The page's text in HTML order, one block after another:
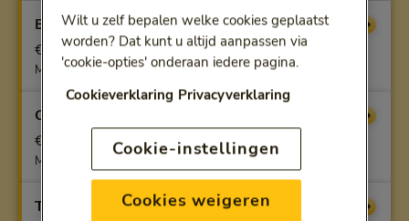
Benfit Vergoeding
€ 85 voor hele looptijd verzekering
Max., voor huur of koop
Optifit
€ 85 voor hele looptijd verzekering
Max., voor huur of koop
Topfit
Wilt u zelf bepalen welke cookies geplaatst
worden? Dat kunt u altijd aanpassen via
'cookie-opties' onderaan iedere pagina.
Cookieverklaring Privacyverklaring
Cookie-instellingen
Cookies weigeren